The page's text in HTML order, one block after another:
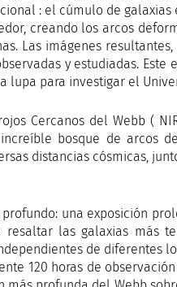
: el cúmulo de
creando los arcos
Las imágenes
y estudiadas.
lupa para investigar el
Cercanos del Webb (
bosque de arcos
distancias cósmicas,
una exposición
las galaxias más
de diferentes
120 horas de